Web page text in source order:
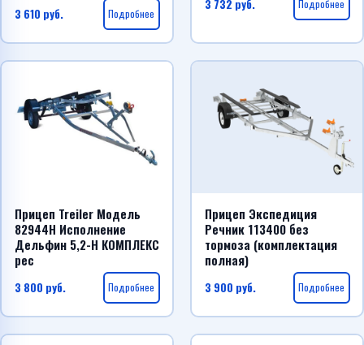
3 610 руб. Подробнее
3 732 руб. Подробнее
Прицеп Treiler Модель
82944H Исполнение
Дельфин 5,2-Н КОМПЛЕКС
рес
3 800 руб. Подробнее
Прицеп Экспедиция
Речник 113400 без
тормоза (комплектация
полная)
3 900 руб. Подробнее